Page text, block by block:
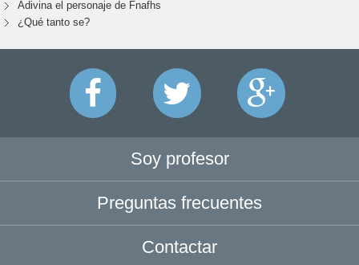
Adivina el personaje de Fnafhs
¿Qué tanto se?
Soy profesor
Preguntas frecuentes
Contactar